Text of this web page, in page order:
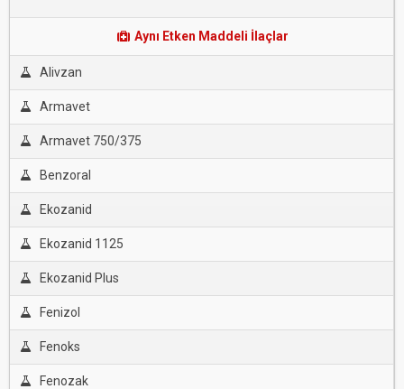
Aynı Etken Maddeli İlaçlar
Alivzan
Armavet
Armavet 750/375
Benzoral
Ekozanid
Ekozanid 1125
Ekozanid Plus
Fenizol
Fenoks
Fenozak